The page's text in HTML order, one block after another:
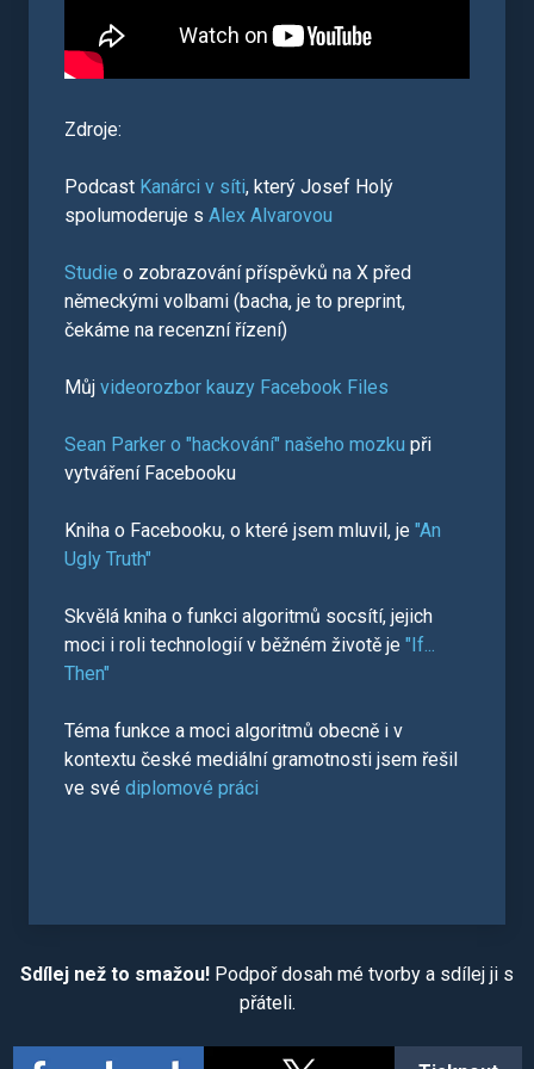
Zdroje:
Podcast Kanárci v síti, který Josef Holý
spolumoderuje s Alex Alvarovou
Studie o zobrazování příspěvků na X před
německými volbami (bacha, je to preprint,
čekáme na recenzní řízení)
Můj videorozbor kauzy Facebook Files
Sean Parker o "hackování" našeho mozku při
vytváření Facebooku
Kniha o Facebooku, o které jsem mluvil, je "An
Ugly Truth"
Skvělá kniha o funkci algoritmů socsítí, jejich
moci i roli technologií v běžném životě je "If...
Then"
Téma funkce a moci algoritmů obecně i v
kontextu české mediální gramotnosti jsem řešil
ve své diplomové práci
Sdílej než to smažou! Podpoř dosah mé tvorby a sdílej ji s
přáteli.